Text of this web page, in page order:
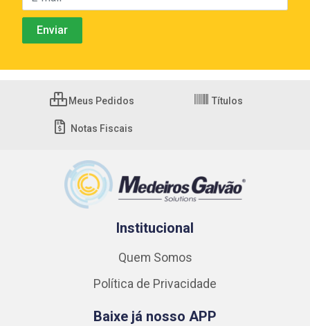
Meus Pedidos Títulos
Notas Fiscais
Institucional
Quem Somos
Política de Privacidade
Baixe já nosso APP